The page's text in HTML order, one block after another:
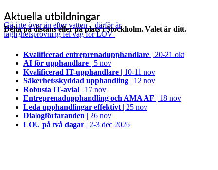
Gå inte över ån efter vatten – därför är
laglighetsprövning fel väg för LOV
Aktuella utbildningar
Delta på distans eller på plats i Stockholm. Valet är ditt.
Kvalificerad entreprenad­upphandlare | 20-21 okt
AI för upphandlare | 5 nov
Kvalificerad IT-upphandlare | 10-11 nov
Säkerhetsskyddad upphandling | 12 nov
Robusta IT-avtal | 17 nov
Entreprenadupphandling och AMA AF | 18 nov
Leda upphandlingar effektivt | 25 nov
Dialogförfaranden | 26 nov
LOU på två dagar | 2-3 dec 2026